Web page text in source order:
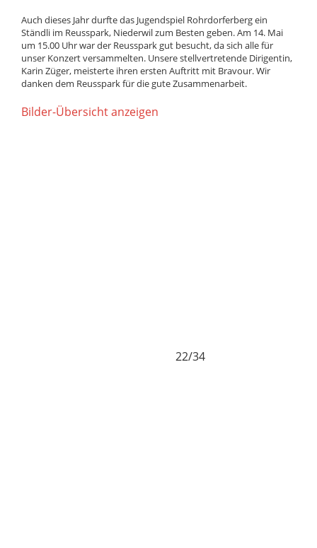
Auch dieses Jahr durfte das Jugendspiel Rohrdorferberg ein
Ständli im Reusspark, Niederwil zum Besten geben. Am 14. Mai
um 15.00 Uhr war der Reusspark gut besucht, da sich alle für
unser Konzert versammelten. Unsere stellvertretende Dirigentin,
Karin Züger, meisterte ihren ersten Auftritt mit Bravour. Wir
danken dem Reusspark für die gute Zusammenarbeit.
Bilder-Übersicht anzeigen